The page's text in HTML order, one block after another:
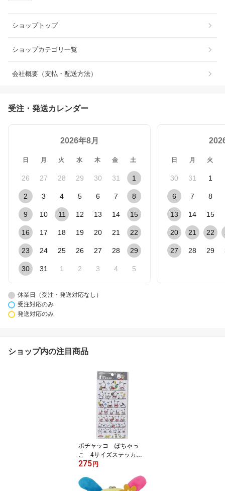
ショップトップ
ショップカテゴリ一覧
会社概要（支払・配送方法）
受注・発送カレンダー
2026年8月
日 月 火 水 木 金 土
26 27 28 29 30 31 1
2 3 4 5 6 7 8
9 10 11 12 13 14 15
16 17 18 19 20 21 22
23 24 25 26 27 28 29
30 31 1 2 3 4 5
日 月 火
30 31 1
6 7 8
13 14 15
20 21 22
27 28 29
休業日（受注・発送対応なし）
受注対応のみ
発送対応のみ
ショップ内の注目商品
ポチャッコ ぽちゃっ
こ 4サイズステッカー
シール サンリオ 30
275円